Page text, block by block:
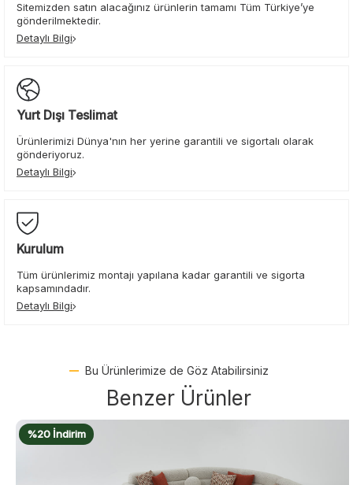
Sitemizden satın alacağınız ürünlerin tamamı Tüm Türkiye’ye
gönderilmektedir.
Detaylı Bilgi
Yurt Dışı Teslimat
Ürünlerimizi Dünya'nın her yerine garantili ve sigortalı olarak
gönderiyoruz.
Detaylı Bilgi
Kurulum
Tüm ürünlerimiz montajı yapılana kadar garantili ve sigorta
kapsamındadır.
Detaylı Bilgi
Bu Ürünlerimize de Göz Atabilirsiniz
Benzer Ürünler
%20 İndirim